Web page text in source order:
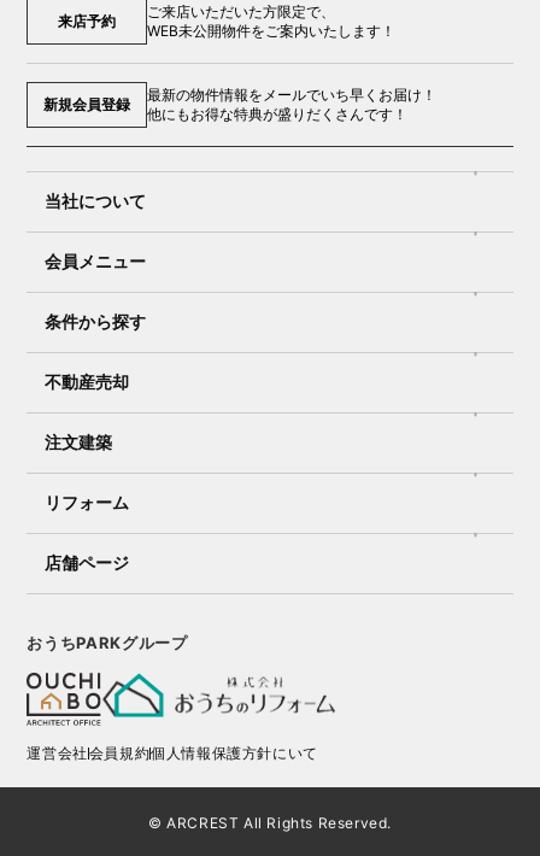
来店予約
ご来店いただいた方限定で、
WEB未公開物件をご案内いたします！
新規会員登録
最新の物件情報をメールでいち早くお届け！
他にもお得な特典が盛りだくさんです！
当社について
会員メニュー
条件から探す
不動産売却
注文建築
リフォーム
店舗ページ
おうちPARKグループ
運営会社会員規約個人情報保護方針にいて
© ARCREST All Rights Reserved.